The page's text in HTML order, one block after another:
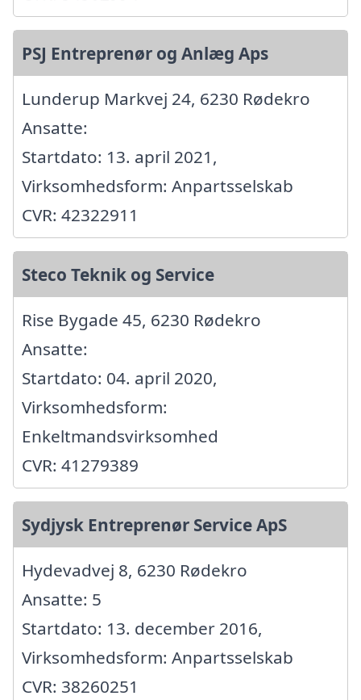
PSJ Entreprenør og Anlæg Aps
Lunderup Markvej 24, 6230 Rødekro
Ansatte:
Startdato: 13. april 2021,
Virksomhedsform: Anpartsselskab
CVR: 42322911
Steco Teknik og Service
Rise Bygade 45, 6230 Rødekro
Ansatte:
Startdato: 04. april 2020,
Virksomhedsform:
Enkeltmandsvirksomhed
CVR: 41279389
Sydjysk Entreprenør Service ApS
Hydevadvej 8, 6230 Rødekro
Ansatte: 5
Startdato: 13. december 2016,
Virksomhedsform: Anpartsselskab
CVR: 38260251